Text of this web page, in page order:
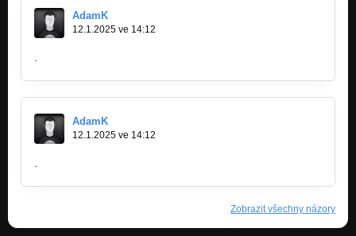
AdamK
12.1.2025 ve 14:12
.
AdamK
12.1.2025 ve 14:12
.
Zobrazit všechny názory